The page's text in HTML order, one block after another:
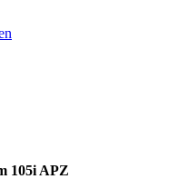
105i APZ